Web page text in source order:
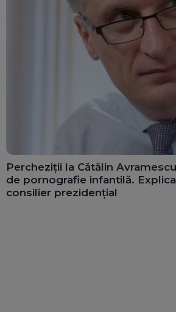
Percheziții la Cătălin
de pornografie infantilă.
consilier prezidențial